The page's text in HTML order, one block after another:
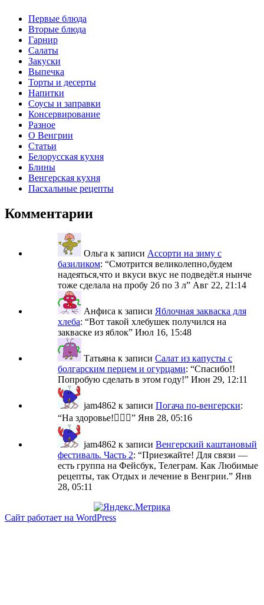
Первые блюда
Вторые блюда
Гарнир
Салаты
Закуски
Выпечка
Торты и десерты
Напитки
Соусы и заправки
Консервирование
Разное
О Венгрии
Статьи
Белорусская кухня
Блины
Венгерская кухня
Пасхальные рецепты
Комментарии
Ольга к записи Ассорти на зиму с
базиликом: “Смотрится великолепно,будем
надеяться,что и вкуси вкус не подведёт.я нынче
тоже сделала на пробу 2б по 3 л” Авг 22, 21:14
Анфиса к записи Яблочная закваска для
хлеба: “Вот такой хлебушек получился на
закваске из яблок” Июл 16, 15:48
Татьяна к записи Салат из капусты с
болгарским перцем и огурцами: “Спасибо!!
Попробую сделать в этом году!” Июн 29, 12:11
jam4862 к записи Погача по-венгерски:
“На здоровье!🙋🏼‍♀️” Янв 28, 05:16
jam4862 к записи Венгерский каштановый
фестиваль. Часть 2: “Приезжайте! Для связи —
есть группа на Фейсбук, Телеграм. Как Любимые
рецепты, так Отдых и лечение в Венгрии.” Янв
28, 05:11
Сайт работает на WordPress